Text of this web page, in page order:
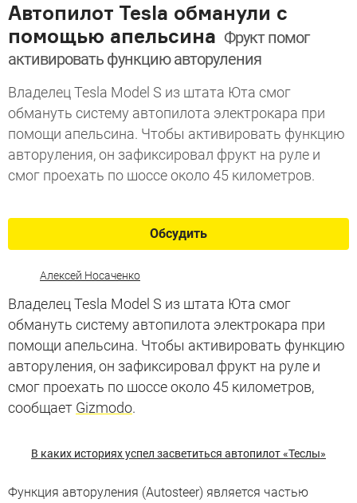
Автопилот Tesla обманули с
помощью апельсина Фрукт помог
активировать функцию авторуления
Владелец Tesla Model S из штата Юта смог
обмануть систему автопилота электрокара при
помощи апельсина. Чтобы активировать функцию
авторуления, он зафиксировал фрукт на руле и
смог проехать по шоссе около 45 километров.
Обсудить
Алексей Носаченко
Владелец Tesla Model S из штата Юта смог
обмануть систему автопилота электрокара при
помощи апельсина. Чтобы активировать функцию
авторуления, он зафиксировал фрукт на руле и
смог проехать по шоссе около 45 километров,
сообщает Gizmodo.
В каких историях успел засветиться автопилот «Теслы»
Функция авторуления (Autosteer) является частью